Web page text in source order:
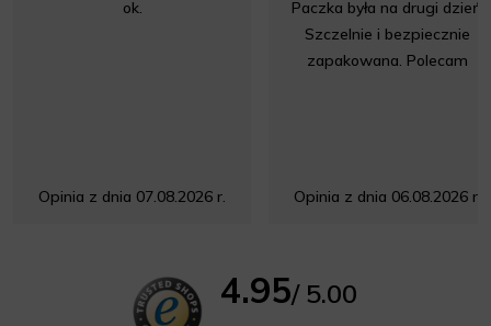
ok.
Opinia z dnia 07.08.2026 r.
Paczka była na drugi dzień.
Szczelnie i bezpiecznie
zapakowana. Polecam
Opinia z dnia 06.08.2026 r.
4.95/ 5.00